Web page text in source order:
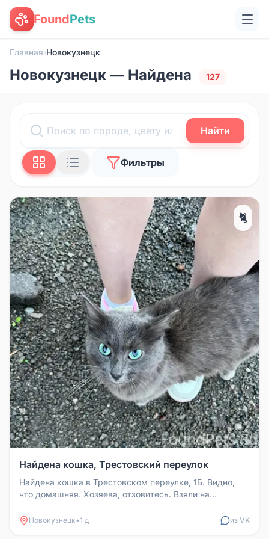
FoundPets
Главная›Новокузнецк
Новокузнецк — Найдена 127
Найти
Фильтры
🐈
Найдена кошка, Трестовский переулок
Найдена кошка в Трестовском переулке, 1Б. Видно,
что домашняя. Хозяева, отзовитесь. Взяли на
Новокузнецк•1 д из VK